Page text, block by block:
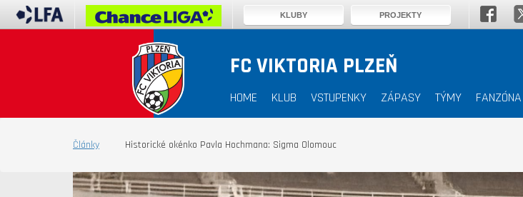
FC VIKTORIA PLZEŇ
HOME KLUB VSTUPENKY ZÁPASY TÝMY FANZÓNA
Články Historické okénko Pavla Hochmana: Sigma Olomouc
KLUBY PROJEKTY